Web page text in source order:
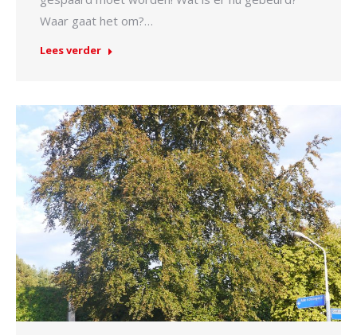
Waar gaat het om?…
Lees verder